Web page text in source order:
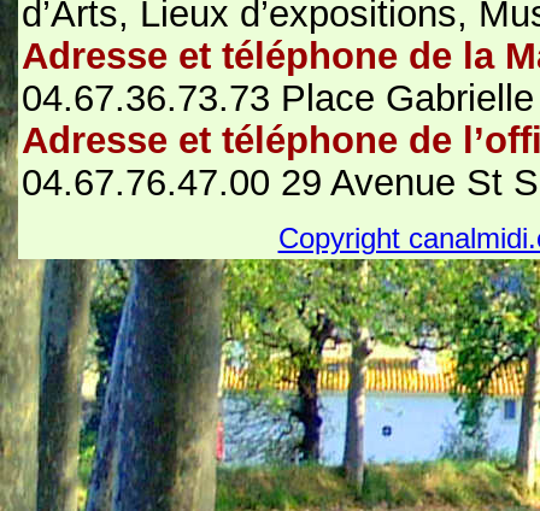
d’Arts, Lieux d’expositions,
Adresse et téléphone de la
04.67.36.73.73 Place
Adresse et téléphone de
04.67.76.47.00 29 Avenue St
Copyright